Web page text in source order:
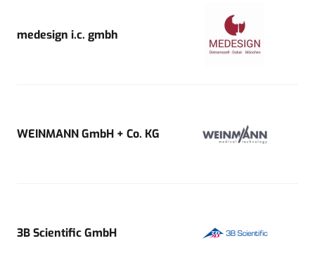
medesign i.c. gmbh
WEINMANN GmbH + Co. KG
3B Scientific GmbH